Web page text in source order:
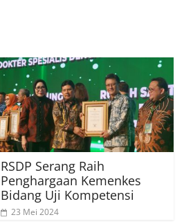
RSDP Serang Raih
Penghargaan Kemenkes
Bidang Uji Kompetensi
23 Mei 2024